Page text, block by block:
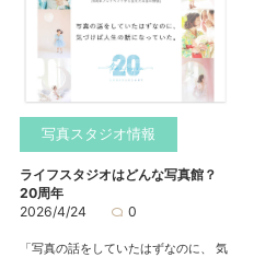
写真スタジオ情報
ライフスタジオはどんな写真館？
20周年
2026/4/24
0
「写真の話をしていたはずなのに、 気